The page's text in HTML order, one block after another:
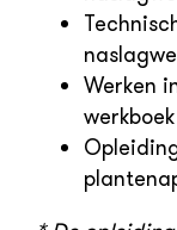
Werken
werkboek